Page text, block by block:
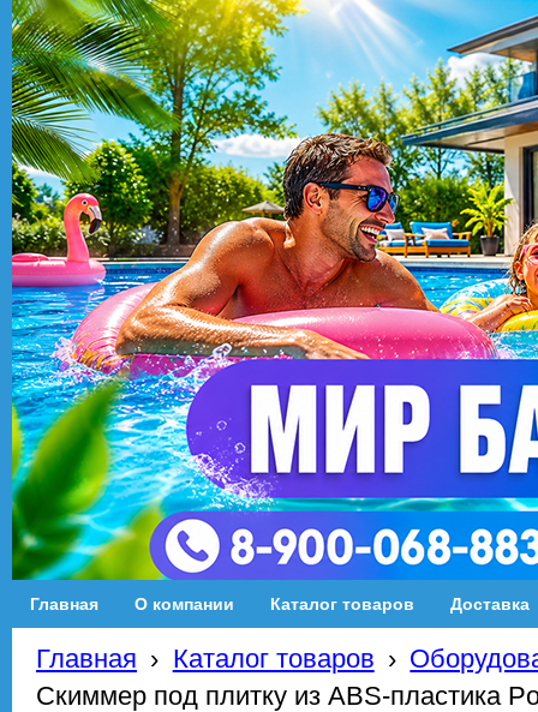
Главная О компании Каталог товаров Доставка
Главная › Каталог товаров ›
Скиммер под плитку из ABS-пластика